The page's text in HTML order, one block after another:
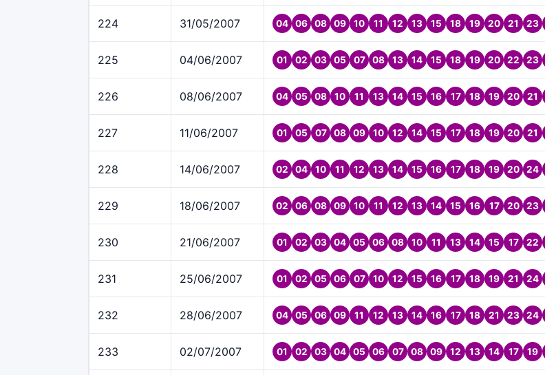
224 31/05/2007 04 06 08 09 10 11 12 13 15 18 19 20 21 23
225 04/06/2007 01 02 03 05 07 08 13 14 15 18 19 20 22 23
226 08/06/2007 04 05 08 10 11 13 14 15 16 17 18 19 20 21
227 11/06/2007 01 05 07 08 09 10 12 14 15 17 18 19 20 21
228 14/06/2007 02 04 10 11 12 13 14 15 16 17 18 19 20 24
229 18/06/2007 02 06 08 09 10 11 12 13 14 15 16 17 20 23
230 21/06/2007 01 02 03 04 05 06 08 10 11 13 14 15 17 22
231 25/06/2007 01 02 05 06 07 10 12 15 16 17 18 19 21 24
232 28/06/2007 04 05 06 09 11 12 13 14 16 17 18 21 23 24
233 02/07/2007 01 02 03 04 05 06 07 08 09 12 13 14 17 19